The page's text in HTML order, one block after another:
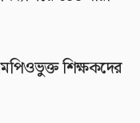
শিক্ষকদের